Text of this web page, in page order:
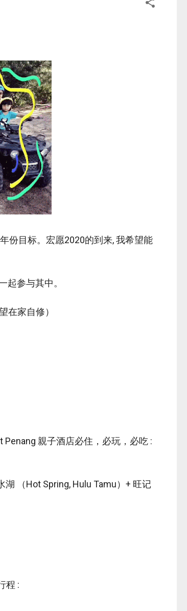
份目标。宏愿2020的到来, 我希望能
起参与其中。
在家自修）
Penang 親子酒店必住，必玩，必吃 :
湖 （Hot Spring, Hulu Tamu）+ 旺记
程 :